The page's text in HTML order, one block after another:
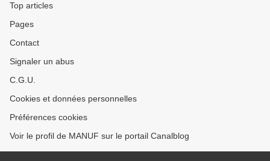
Top articles
Pages
Contact
Signaler un abus
C.G.U.
Cookies et données personnelles
Préférences cookies
Voir le profil de MANUF sur le portail Canalblog